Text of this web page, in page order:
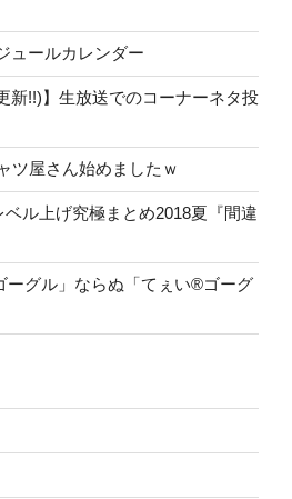
ュールカレンダー
新!!)】生放送でのコーナーネタ投
ツ屋さん始めましたｗ
ベル上げ究極まとめ2018夏『間違
ーグル」ならぬ「てぇい®ゴーグ